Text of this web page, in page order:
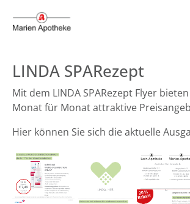
LINDA SPARezept
Mit dem LINDA SPARezept Flyer
Monat für Monat attraktive
Hier können Sie sich die aktuelle